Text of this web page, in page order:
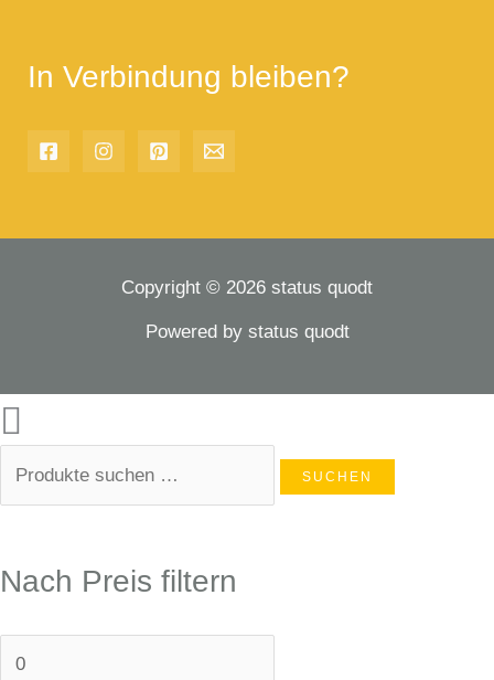
In Verbindung bleiben?
Copyright © 2026 status quodt
Powered by status quodt
SUCHEN
Nach Preis filtern